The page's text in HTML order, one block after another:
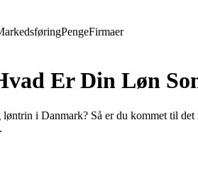
PengeFirmaer
Er Din Løn
i Danmark? Så er du kommet til